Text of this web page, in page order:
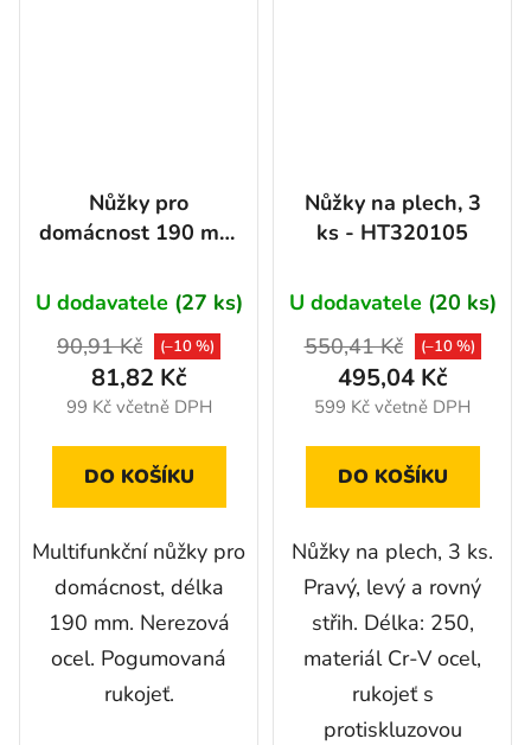
Nůžky pro
domácnost 190 mm
U dodavatele (27 ks)
99 Kč včetně DPH
81,82 Kč
90,91 Kč (–10 %)
DO KOŠÍKU
Multifunkční nůžky pro
domácnost, délka
190 mm. Nerezová
ocel. Pogumovaná
rukojeť.
Nůžky na plech, 3
ks - HT320105
U dodavatele (20 ks)
599 Kč včetně DPH
495,04 Kč
550,41 Kč (–10 %)
DO KOŠÍKU
Nůžky na plech, 3 ks.
Pravý, levý a rovný
střih. Délka: 250,
materiál Cr-V ocel,
rukojeť s
protiskluzovou